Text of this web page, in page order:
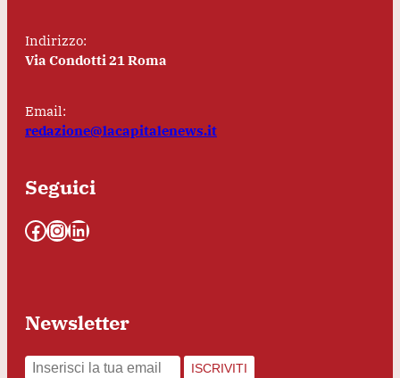
Indirizzo:
Via Condotti 21 Roma
Email:
redazione@lacapitalenews.it
Seguici
Facebook InstagramLinkedIn
Newsletter
ISCRIVITI